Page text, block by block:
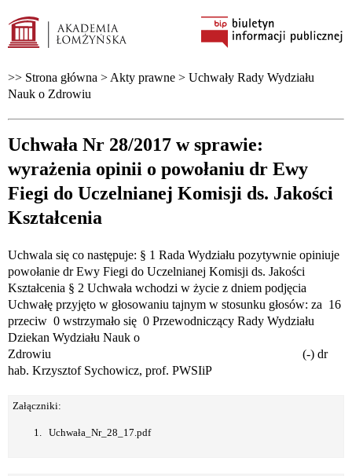
>> Strona główna > Akty prawne > Uchwały Rady Wydziału
Nauk o Zdrowiu
Uchwała Nr 28/2017 w sprawie:
wyrażenia opinii o powołaniu dr Ewy
Fiegi do Uczelnianej Komisji ds. Jakości
Kształcenia
Uchwala się co następuje: § 1 Rada Wydziału pozytywnie opiniuje
powołanie dr Ewy Fiegi do Uczelnianej Komisji ds. Jakości
Kształcenia § 2 Uchwała wchodzi w życie z dniem podjęcia
Uchwałę przyjęto w głosowaniu tajnym w stosunku głosów: za 16
przeciw 0 wstrzymało się 0 Przewodniczący Rady Wydziału
Dziekan Wydziału Nauk o
Zdrowiu (-) dr
hab. Krzysztof Sychowicz, prof. PWSIiP
Załączniki:
Uchwała_Nr_28_17.pdf